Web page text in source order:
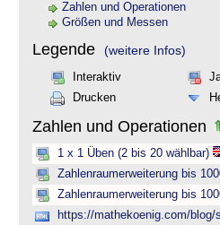
Zahlen und Operationen
Größen und Messen
Legende (weitere Infos)
Interaktiv
Drucken
Zahlen und Operationen
1 x 1 Üben (2 bis 20 wählbar)
Zahlenraumerweiterung bis
Zahlenraumerweiterung bis
https://mathekoenig.com/blog/